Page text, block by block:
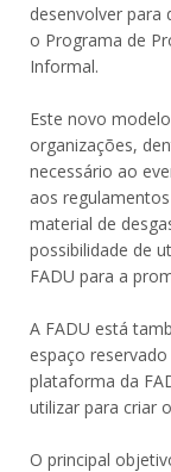
desenvolver para
o Programa de
Informal.
Este novo
organizações,
necessário ao
aos
material de
possibilidade de
FADU para a
A FADU está
espaço
plataforma da
utilizar para criar
O principal